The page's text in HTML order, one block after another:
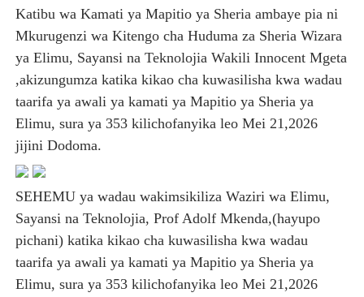
Katibu wa Kamati ya Mapitio ya Sheria ambaye pia ni
Mkurugenzi wa Kitengo cha Huduma za Sheria Wizara
ya Elimu, Sayansi na Teknolojia Wakili Innocent Mgeta
,akizungumza katika kikao cha kuwasilisha kwa wadau
taarifa ya awali ya kamati ya Mapitio ya Sheria ya
Elimu, sura ya 353 kilichofanyika leo Mei 21,2026
jijini Dodoma.
SEHEMU ya wadau wakimsikiliza Waziri wa Elimu,
Sayansi na Teknolojia, Prof Adolf Mkenda,(hayupo
pichani) katika kikao cha kuwasilisha kwa wadau
taarifa ya awali ya kamati ya Mapitio ya Sheria ya
Elimu, sura ya 353 kilichofanyika leo Mei 21,2026